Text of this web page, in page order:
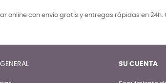
online con envío gratis y entregas rápidas en
SU CUENTA